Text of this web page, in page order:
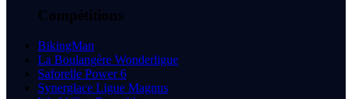
Compétitions
BikingMan
La Boulangère Wonderligue
Saforelle Power 6
Synerglace Ligue Magnus